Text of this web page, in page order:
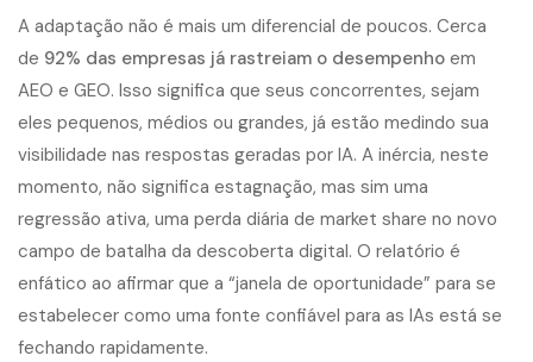
A adaptação não é mais um diferencial de poucos. Cerca
de 92% das empresas já rastreiam o desempenho em
AEO e GEO. Isso significa que seus concorrentes, sejam
eles pequenos, médios ou grandes, já estão medindo sua
visibilidade nas respostas geradas por IA. A inércia, neste
momento, não significa estagnação, mas sim uma
regressão ativa, uma perda diária de market share no novo
campo de batalha da descoberta digital. O relatório é
enfático ao afirmar que a “janela de oportunidade” para se
estabelecer como uma fonte confiável para as IAs está se
fechando rapidamente.